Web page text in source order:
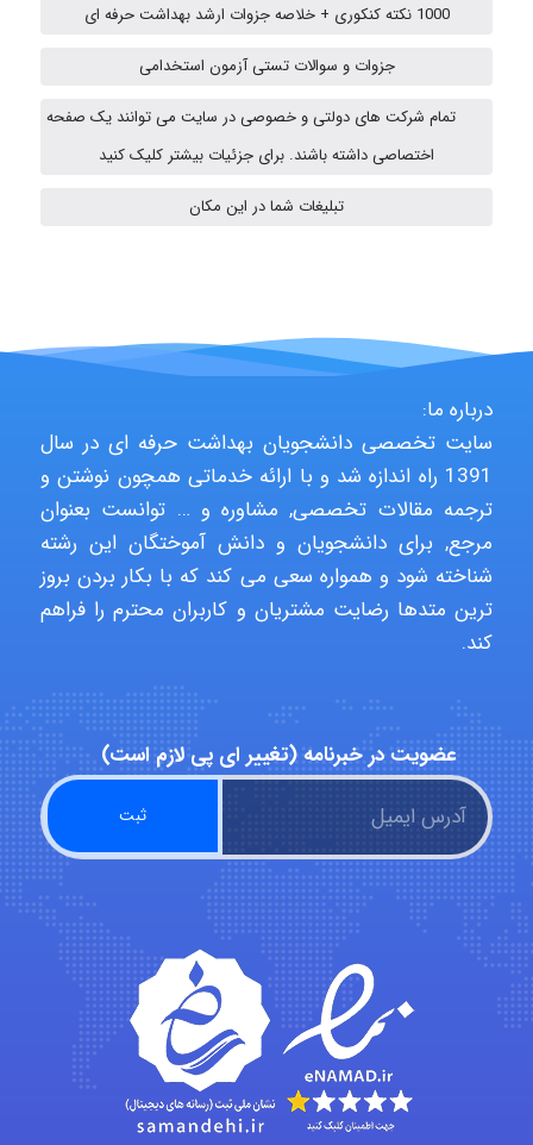
Poubakhtiari
Alirez0990
hosein abdolvand
Kati
emami
ehtesham
1000 نکته کنکوری + خلاصه جزوات ارشد بهداشت حرفه ای
جزوات و سوالات تستی آزمون استخدامی
تمام شرکت های دولتی و خصوصی در سایت می توانند یک صفحه
اختصاصی داشته باشند. برای جزئیات بیشتر کلیک کنید
تبلیغات شما در این مکان
درباره ما:
سایت تخصصی دانشجویان بهداشت حرفه ای در سال
1391 راه اندازه شد و با ارائه خدماتی همچون نوشتن و
ترجمه مقالات تخصصی, مشاوره و … توانست بعنوان
مرجع, برای دانشجویان و دانش آموختگان این رشته
شناخته شود و همواره سعی می کند که با بکار بردن بروز
ترین متدها رضایت مشتریان و کاربران محترم را فراهم
کند.
عضویت در خبرنامه (تغییر ای پی لازم است)